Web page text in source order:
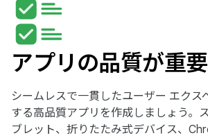
アプリの品質が重要
シームレスで一貫したユーザー エクス
する高品質アプリを作成しましょう。
ブレット、折りたたみ式デバイス、